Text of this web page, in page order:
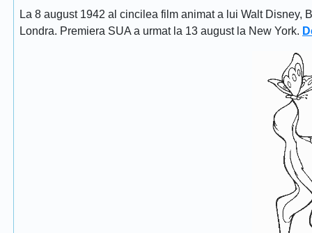
La 8 august 1942 al cincilea film animat a lui Walt
Londra. Premiera SUA a urmat la 13 august la New York.